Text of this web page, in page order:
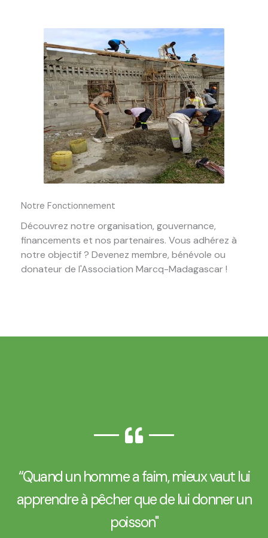
Notre Fonctionnement
Découvrez notre organisation, gouvernance,
financements et nos partenaires. Vous adhérez à
notre objectif ? Devenez membre, bénévole ou
donateur de l'Association Marcq-Madagascar !
“Quand un homme a faim, mieux vaut lui
apprendre à pêcher que de lui donner un
poisson"